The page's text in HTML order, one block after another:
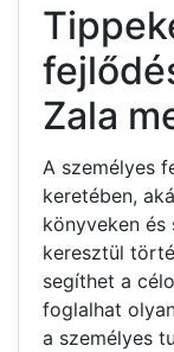
Zala
A személyes
keretében,
könyveken és
keresztül
segíthet a
foglalhat
a személyes